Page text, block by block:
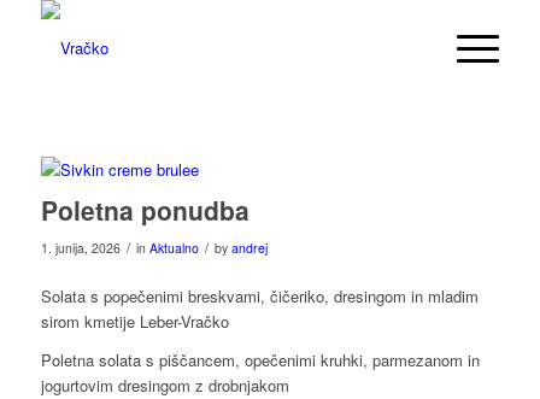
Poletna ponudba
1. junija, 2026 / in Aktualno / by andrej
Solata s popečenimi breskvami, čičeriko, dresingom in mladim
sirom kmetije Leber-Vračko
Poletna solata s piščancem, opečenimi kruhki, parmezanom in
jogurtovim dresingom z drobnjakom